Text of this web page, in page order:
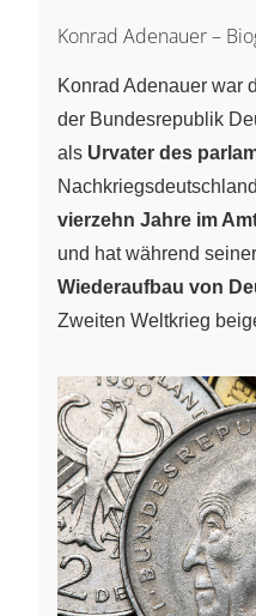
Konrad Adenauer –
Konrad Adenauer war
der Bundesrepublik
als Urvater des
vierzehn Jahre im
und hat während
Wiederaufbau von
Zweiten Weltkrieg